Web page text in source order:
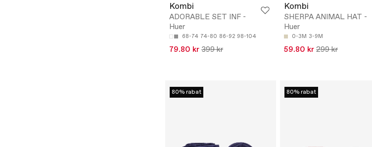
Kombi
ADORABLE SET INF -
Huer
68-74 74-80 86-92 98-104
79.80 kr 399 kr
Kombi
SHERPA ANIMAL HAT -
Huer
0-3M 3-9M
59.80 kr 299 kr
80% rabat 80% rabat